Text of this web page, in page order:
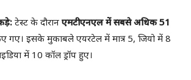
टेस्ट के दौरान एमटीएनएल में सबसे अधिक 51
गए। इसके मुकाबले एयरटेल में मात्र 5, जियो में 8
में 10 कॉल ड्रॉप हुए।